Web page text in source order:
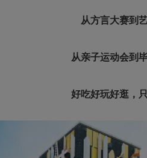
从方言大赛到
从亲子运动会到
好吃好玩好逛，